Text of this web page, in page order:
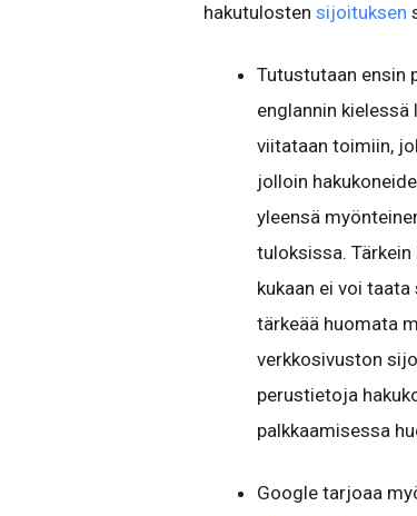
hakutulosten sijoituksen
Tutustutaan ensin
englannin
viitataan toimiin,
jolloin
yleensä
tuloksissa.
kukaan ei voi
tärkeää huomata
verkkosivuston
perustietoja
palkkaamisessa
Google tarjoaa